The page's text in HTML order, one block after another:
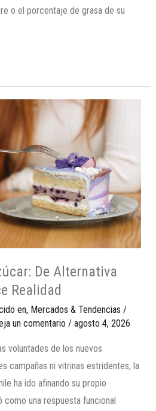
o el porcentaje de grasa de su
De Alternativa
Realidad
en, Mercados & Tendencias /
un comentario / agosto 4, 2026
voluntades de los nuevos
campañas ni vitrinas estridentes, la
ha ido afinando su propio
una respuesta funcional